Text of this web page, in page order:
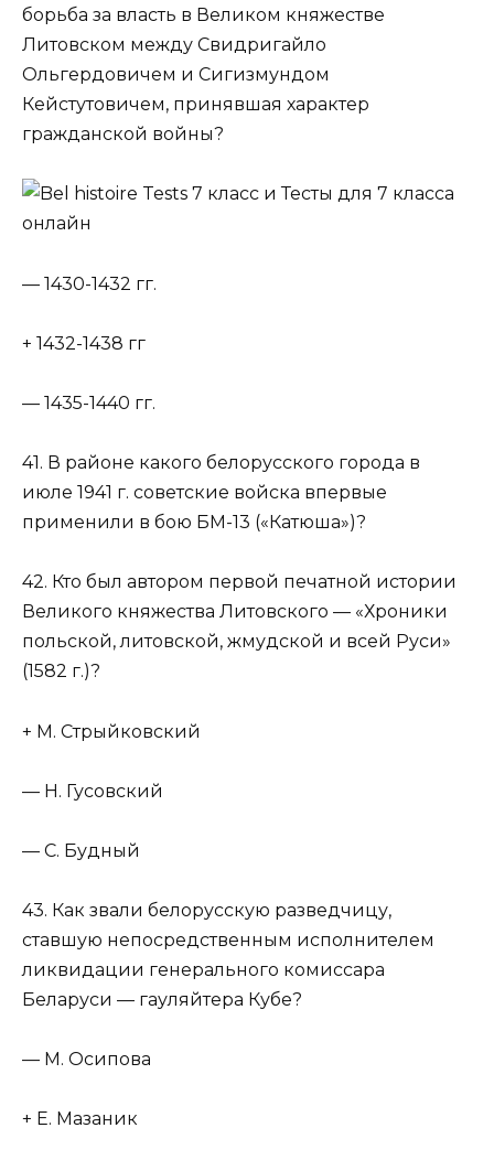
борьба за власть в Великом княжестве
Литовском между Свидригайло
Ольгердовичем и Сигизмундом
Кейстутовичем, принявшая характер
гражданской войны?
— 1430-1432 гг.
+ 1432-1438 гг
— 1435-1440 гг.
41. В районе какого белорусского города в
июле 1941 г. советские войска впервые
применили в бою БМ-13 («Катюша»)?
42. Кто был автором первой печатной истории
Великого княжества Литовского — «Хроники
польской, литовской, жмудской и всей Руси»
(1582 г.)?
+ М. Стрыйковский
— Н. Гусовский
— С. Будный
43. Как звали белорусскую разведчицу,
ставшую непосредственным исполнителем
ликвидации генерального комиссара
Беларуси — гауляйтера Кубе?
— М. Осипова
+ Е. Мазаник